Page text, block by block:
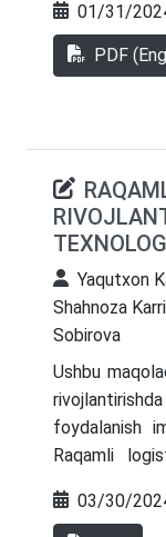
Hisobot
tuzatish
yechimlar
hisobotda
chiqilgan
Bundan
muddatli va
mavjud.
01/31/
PDF
Yaqutxon
Shahnoza
Sobirova
Ushbu
foydalanish
Raqamli
qo‘shimcha
03/30/